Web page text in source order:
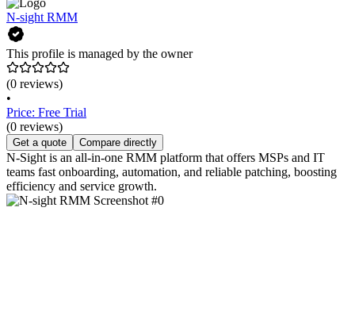
N-sight RMM
This profile is managed by the owner
(0 reviews)
•
Price: Free Trial
(0 reviews)
Get a quote Compare directly
N-Sight is an all-in-one RMM platform that offers MSPs and IT
teams fast onboarding, automation, and reliable patching, boosting
efficiency and service growth.